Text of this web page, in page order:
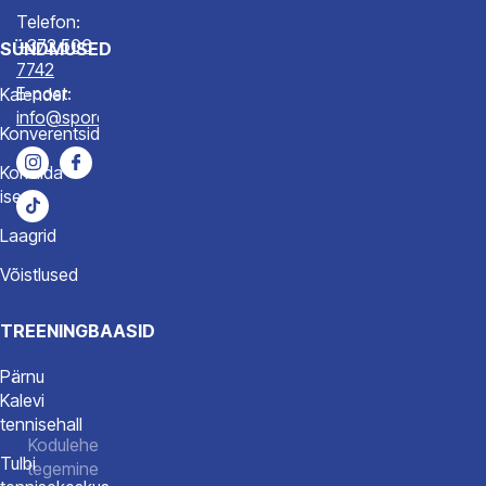
SÜNDMUSED
Kalender
Konverentsid
Korralda
ise
Laagrid
Võistlused
TREENINGBAASID
Pärnu
Kalevi
tennisehall
Tulbi
Telefon:
+372 506
7742
E-post:
info@spordiakadeemia.ee
Kodulehe
tegemine